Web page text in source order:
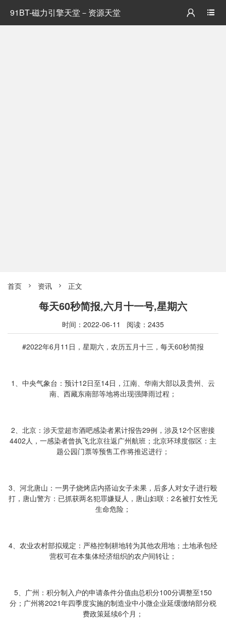
91BT-磁力引擎天堂－资源天堂 

首页  资讯  正文
每天60秒简报,六月十一号,星期六
时间：2022-06-11 阅读：2435
#2022年6月11日，星期六，农历五月十三，每天60秒简报
1、中央气象台：预计12日至14日，江南、华南大部以及贵州、云
南、西藏东南部等地将出现强降雨过程；
2、北京：涉天堂超市酒吧感染者累计报告29例，涉及12个区密接
4402人，一感染者曾执飞北京往返广州航班；北京环球度假区：主
题公园门票等预售工作将推迟进行；
3、河北唐山：一男子烧烤店内搭讪女子未果，后多人对女子进行殴
打，唐山警方：已抓获两名犯罪嫌疑人，唐山妇联：2名被打女性无
生命危险；
4、农业农村部拟规定：严格控制耕地转为其他农用地；土地承包经
营权可在本集体经济组织的农户间转让；
5、广州：积分制入户的申请条件分值由总积分100分调整至150
分；广州将2021年四季度实施的制造业中小微企业延缓缴纳部分税
费政策延续6个月；